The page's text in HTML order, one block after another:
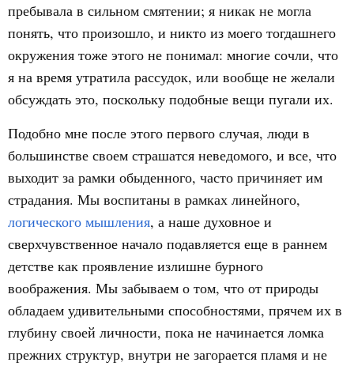
пребывала в сильном смятении; я никак не могла
понять, что произошло, и никто из моего тогдашнего
окружения тоже этого не понимал: многие сочли, что
я на время утратила рассудок, или вообще не желали
обсуждать это, поскольку подобные вещи пугали их.
Подобно мне после этого первого случая, люди в
большинстве своем страшатся неведомого, и все, что
выходит за рамки обыденного, часто причиняет им
страдания. Мы воспитаны в рамках линейного,
логического мышления, а наше духовное и
сверхчувственное начало подавляется еще в раннем
детстве как проявление излишне бурного
воображения. Мы забываем о том, что от природы
обладаем удивительными способностями, прячем их в
глубину своей личности, пока не начинается ломка
прежних структур, внутри не загорается пламя и не